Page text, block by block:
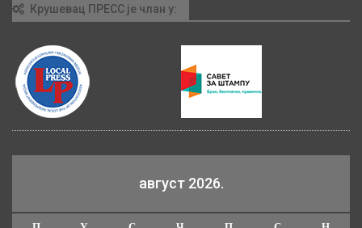
Крушевац ПРЕСС је члан у:
август 2026.